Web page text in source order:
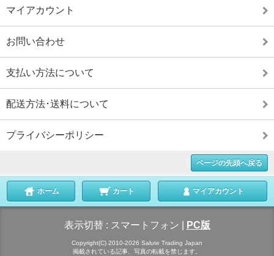
マイアカウント
お問い合わせ
支払い方法について
配送方法･送料について
プライバシーポリシー
ページの先頭へ戻る
ホーム カート マイアカウント
表示切替 : スマートフォン PC版
Copyright(C) 2010-2026 Salute Trading Japan
掲載されている記事、写真の転載を禁じます。